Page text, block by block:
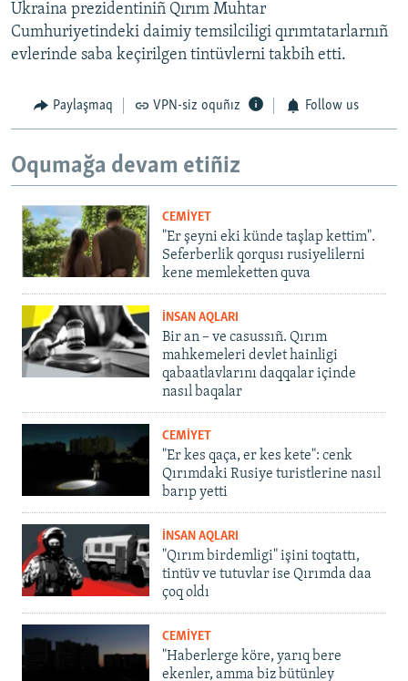
Ukraina prezidentiniñ Qırım Muhtar
Cumhuriyetindeki daimiy temsilciligi qırımtatarlarnıñ
evlerinde saba keçirilgen tintüvlerni takbih etti.
Paylaşmaq VPN-siz oquñız Follow us
Oqumağa devam etiñiz
CEMİYET
"Er şeyni eki künde taşlap kettim".
Seferberlik qorqusı rusiyelilerni
kene memleketten quva
İNSAN AQLARI
Bir an – ve casussıñ. Qırım
mahkemeleri devlet hainligi
qabaatlavlarını daqqalar içinde
nasıl baqalar
CEMİYET
"Er kes qaça, er kes kete": cenk
Qırımdaki Rusiye turistlerine nasıl
barıp yetti
İNSAN AQLARI
"Qırım birdemligi" işini toqtattı,
tintüv ve tutuvlar ise Qırımda daa
çoq oldı
CEMİYET
"Haberlerge köre, yarıq bere
ekenler, amma biz bütünley